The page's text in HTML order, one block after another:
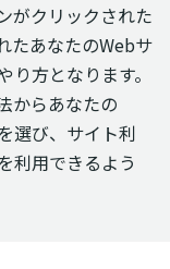
がクリックされた
たあなたのWebサ
方となります。
からあなたの
選び、サイト利
利用できるよう